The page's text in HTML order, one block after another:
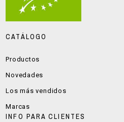
CATÁLOGO
Productos
Novedades
Los más vendidos
Marcas
INFO PARA CLIENTES